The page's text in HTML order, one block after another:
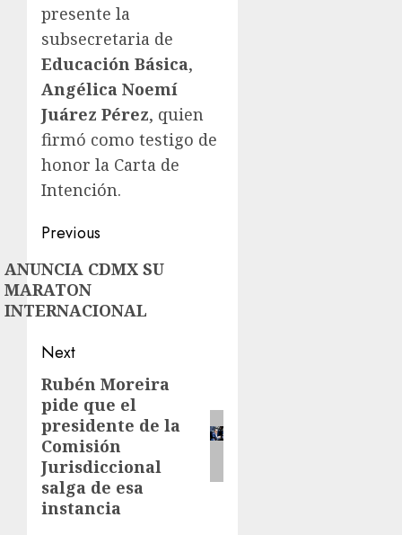
presente la
subsecretaria de
Educación Básica,
Angélica Noemí
Juárez Pérez, quien
firmó como testigo de
honor la Carta de
Intención.
Post
navigation
Previous
Previous
post:
ANUNCIA CDMX SU
MARATON
INTERNACIONAL
Next
Next
post:
Rubén Moreira
pide que el
presidente de la
Comisión
Jurisdiccional
salga de esa
instancia